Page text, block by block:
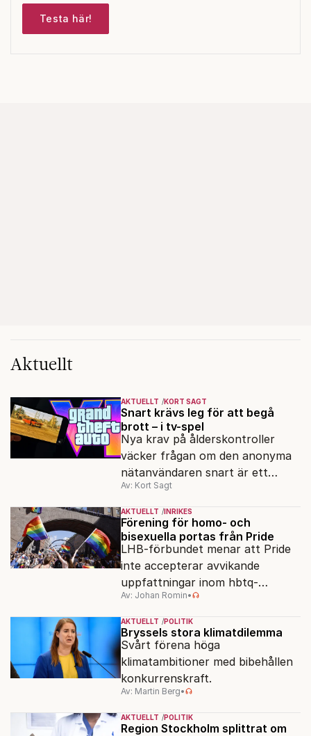
Testa här!
Aktuellt
AKTUELLT KORT SAGT
Snart krävs leg för att begå
brott – i tv-spel
Nya krav på ålderskontroller
väcker frågan om den anonyma
nätanvändaren snart är ett
minne blott.
Av: Kort Sagt
AKTUELLT INRIKES
Förening för homo- och
bisexuella portas från Pride
LHB-förbundet menar att Pride
inte accepterar avvikande
uppfattningar inom hbtq-
rörelsen. "Vi har inga problem
med transpersoner", säger
ordföranden Linn Saarinen.
Av: Johan Romin•
AKTUELLT POLITIK
Bryssels stora klimatdilemma
Svårt förena höga
klimatambitioner med bibehållen
konkurrenskraft.
Av: Martin Berg•
AKTUELLT POLITIK
Region Stockholm splittrat om